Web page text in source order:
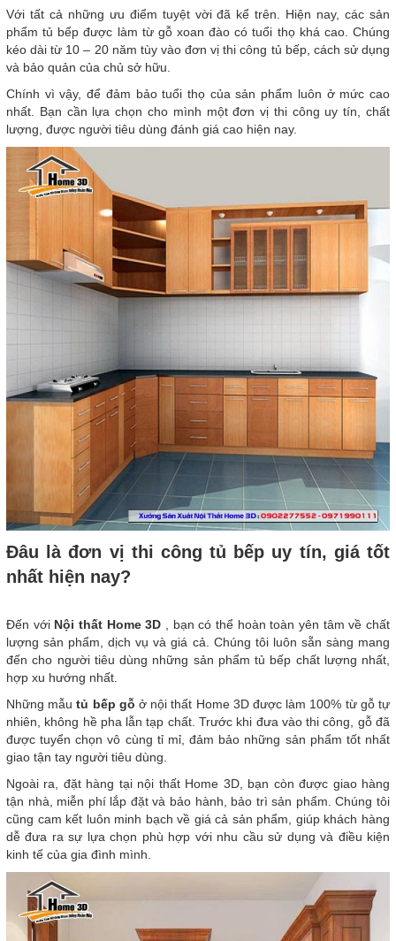
Với tất cả những ưu điểm tuyệt vời đã kể trên. Hiện nay, các sản
phẩm tủ bếp được làm từ gỗ xoan đào có tuổi thọ khá cao. Chúng
kéo dài từ 10 – 20 năm tùy vào đơn vị thi công tủ bếp, cách sử dụng
và bảo quản của chủ sở hữu.
Chính vì vậy, để đảm bảo tuổi thọ của sản phẩm luôn ở mức cao
nhất. Bạn cần lựa chọn cho mình một đơn vị thi công uy tín, chất
lượng, được người tiêu dùng đánh giá cao hiện nay.
Đâu là đơn vị thi công tủ bếp uy tín, giá tốt
nhất hiện nay?
Đến với Nội thất Home 3D , bạn có thể hoàn toàn yên tâm về chất
lượng sản phẩm, dịch vụ và giá cả. Chúng tôi luôn sẵn sàng mang
đến cho người tiêu dùng những sản phẩm tủ bếp chất lượng nhất,
hợp xu hướng nhất.
Những mẫutủ bếp gỗ ở nội thất Home 3D được làm 100% từ gỗ tự
nhiên, không hề pha lẫn tạp chất. Trước khi đưa vào thi công, gỗ đã
được tuyển chọn vô cùng tỉ mỉ, đảm bảo những sản phẩm tốt nhất
giao tận tay người tiêu dùng.
Ngoài ra, đặt hàng tại nội thất Home 3D, bạn còn được giao hàng
tận nhà, miễn phí lắp đặt và bảo hành, bảo trì sản phẩm. Chúng tôi
cũng cam kết luôn minh bạch về giá cả sản phẩm, giúp khách hàng
dễ đưa ra sự lựa chọn phù hợp với nhu cầu sử dụng và điều kiện
kinh tế của gia đình mình.